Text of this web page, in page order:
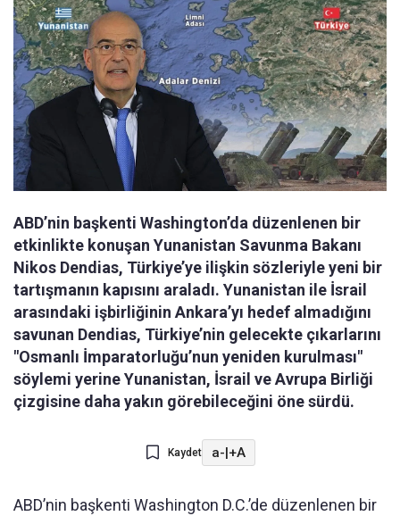
ABD’nin başkenti Washington’da düzenlenen bir
etkinlikte konuşan Yunanistan Savunma Bakanı
Nikos Dendias, Türkiye’ye ilişkin sözleriyle yeni bir
tartışmanın kapısını araladı. Yunanistan ile İsrail
arasındaki işbirliğinin Ankara’yı hedef almadığını
savunan Dendias, Türkiye’nin gelecekte çıkarlarını
"Osmanlı İmparatorluğu’nun yeniden kurulması"
söylemi yerine Yunanistan, İsrail ve Avrupa Birliği
çizgisine daha yakın görebileceğini öne sürdü.
Kaydet a-|+A
ABD’nin başkenti Washington D.C.’de düzenlenen bir